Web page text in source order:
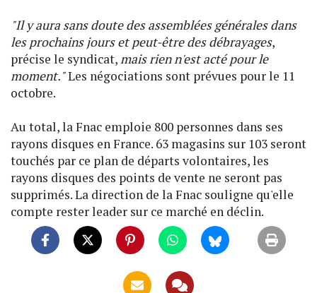
"Il y aura sans doute des assemblées générales dans
les prochains jours et peut-être des débrayages,
précise le syndicat, mais rien n'est acté pour le
moment."Les négociations sont prévues pour le 11
octobre.
Au total, la Fnac emploie 800 personnes dans ses
rayons disques en France. 63 magasins sur 103 seront
touchés par ce plan de départs volontaires, les
rayons disques des points de vente ne seront pas
supprimés. La direction de la Fnac souligne qu'elle
compte rester leader sur ce marché en déclin.